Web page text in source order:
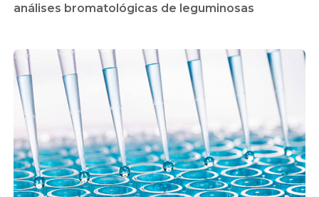
análises bromatológicas de leguminosas